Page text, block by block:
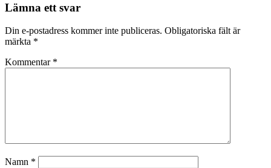
Lämna ett svar
Din e-postadress kommer inte publiceras. Obligatoriska fält är
märkta *
Kommentar *
Namn *